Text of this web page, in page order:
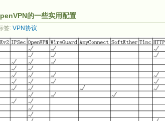
的一些实用配置
签: VPN协议